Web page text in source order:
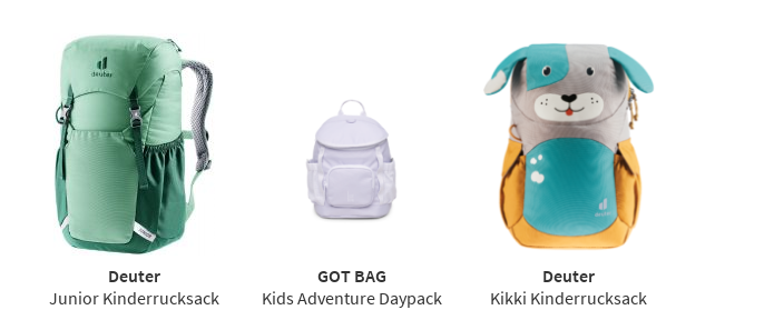
Deuter
Junior Kinderrucksack
GOT BAG
Kids Adventure Daypack
Deuter
Kikki Kinderrucksack